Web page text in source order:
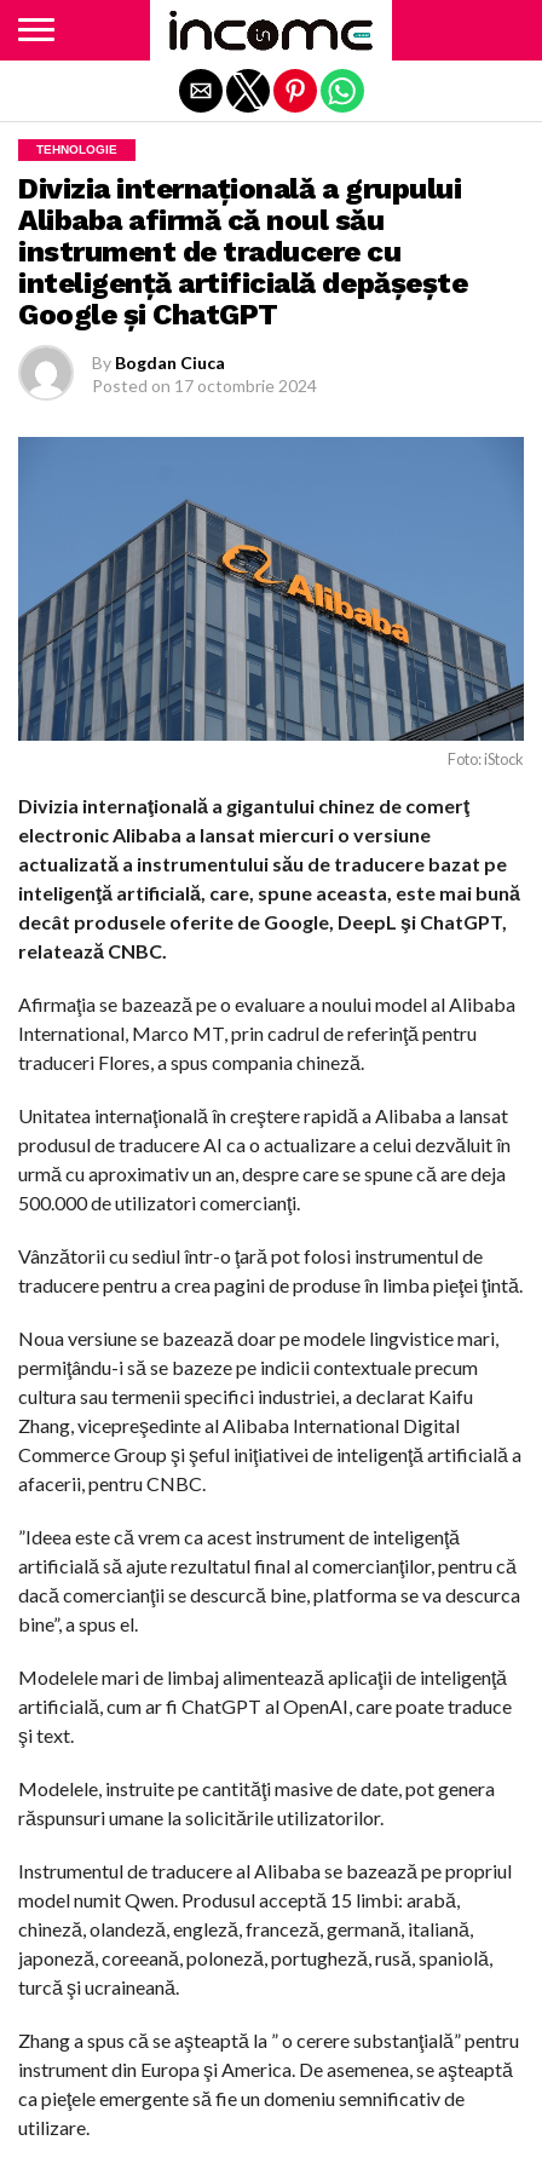
TEHNOLOGIE
Divizia internaţională a grupului
Alibaba afirmă că noul său
instrument de traducere cu
inteligenţă artificială depăşeşte
Google şi ChatGPT
By Bogdan Ciuca
Posted on 17 octombrie 2024
Foto: iStock
Divizia internaţională a gigantului chinez de comerţ
electronic Alibaba a lansat miercuri o versiune
actualizată a instrumentului său de traducere bazat pe
inteligenţă artificială, care, spune aceasta, este mai bună
decât produsele oferite de Google, DeepL şi ChatGPT,
relatează CNBC.
Afirmaţia se bazează pe o evaluare a noului model al Alibaba
International, Marco MT, prin cadrul de referinţă pentru
traduceri Flores, a spus compania chineză.
Unitatea internaţională în creştere rapidă a Alibaba a lansat
produsul de traducere AI ca o actualizare a celui dezvăluit în
urmă cu aproximativ un an, despre care se spune că are deja
500.000 de utilizatori comercianţi.
Vânzătorii cu sediul într-o ţară pot folosi instrumentul de
traducere pentru a crea pagini de produse în limba pieţei ţintă.
Noua versiune se bazează doar pe modele lingvistice mari,
permiţându-i să se bazeze pe indicii contextuale precum
cultura sau termenii specifici industriei, a declarat Kaifu
Zhang, vicepreşedinte al Alibaba International Digital
Commerce Group şi şeful iniţiativei de inteligenţă artificială a
afacerii, pentru CNBC.
”Ideea este că vrem ca acest instrument de inteligenţă
artificială să ajute rezultatul final al comercianţilor, pentru că
dacă comercianţii se descurcă bine, platforma se va descurca
bine”, a spus el.
Modelele mari de limbaj alimentează aplicaţii de inteligenţă
artificială, cum ar fi ChatGPT al OpenAI, care poate traduce
şi text.
Modelele, instruite pe cantităţi masive de date, pot genera
răspunsuri umane la solicitările utilizatorilor.
Instrumentul de traducere al Alibaba se bazează pe propriul
model numit Qwen. Produsul acceptă 15 limbi: arabă,
chineză, olandeză, engleză, franceză, germană, italiană,
japoneză, coreeană, poloneză, portugheză, rusă, spaniolă,
turcă şi ucraineană.
Zhang a spus că se aşteaptă la ” o cerere substanţială” pentru
instrument din Europa şi America. De asemenea, se aşteaptă
ca pieţele emergente să fie un domeniu semnificativ de
utilizare.
Exit mobile version